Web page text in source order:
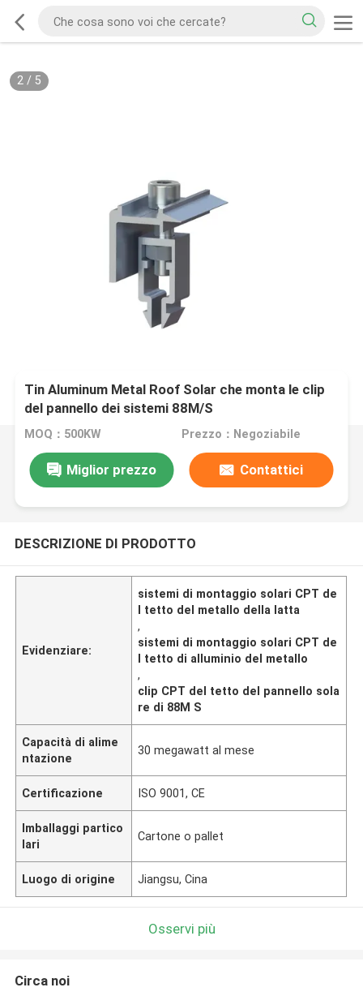
2/ 5
Tin Aluminum Metal Roof Solar che monta le clip
del pannello dei sistemi 88M/S
MOQ：500KW Prezzo：Negoziabile
Miglior prezzo Contattici
DESCRIZIONE DI PRODOTTO
Evidenziare:
sistemi di montaggio solari CPT de
l tetto del metallo della latta
,
sistemi di montaggio solari CPT de
l tetto di alluminio del metallo
,
clip CPT del tetto del pannello sola
re di 88M S
Capacità di alime
ntazione
30 megawatt al mese
Certificazione ISO 9001, CE
Imballaggi partico
lari
Cartone o pallet
Luogo di origine Jiangsu, Cina
Osservi più
Circa noi